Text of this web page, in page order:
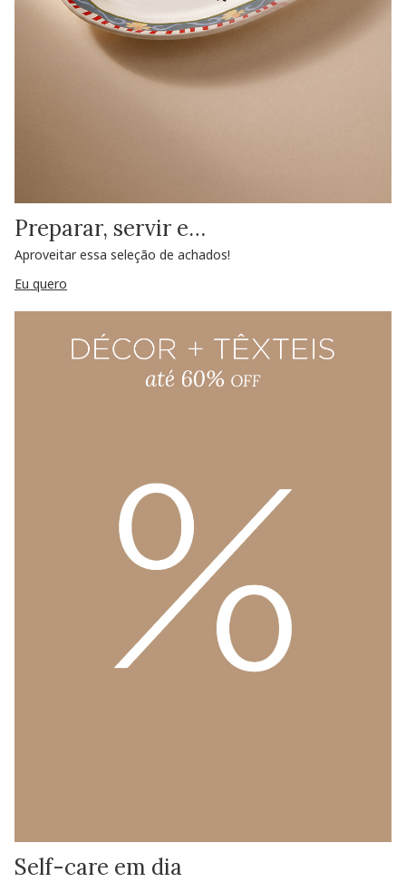
Preparar, servir e…
Aproveitar essa seleção de achados!
Eu quero
Self-care em dia